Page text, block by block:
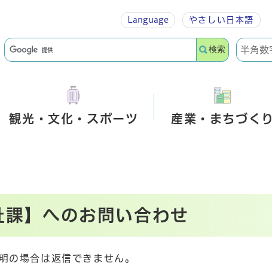
Language やさしい 日本語
検索
観光・文化・スポーツ 産業・まちづくり
】へのお問い合わせ
の場合は返信できません。